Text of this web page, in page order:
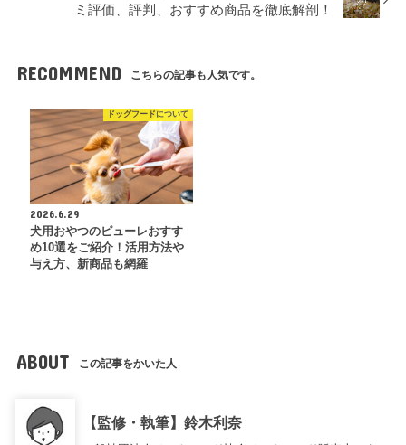
ミ評価、評判、おすすめ商品を徹底解剖！
RECOMMEND こちらの記事も人気です。
ドッグフードについて
2026.6.29
犬用おやつのピューレおすす
め10選をご紹介！活用方法や
与え方、新商品も網羅
ABOUT この記事をかいた人
【監修・執筆】鈴木利奈